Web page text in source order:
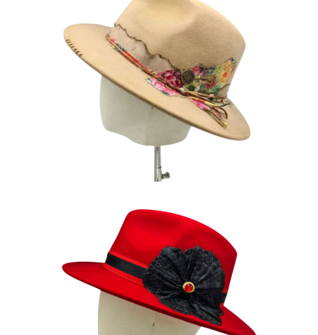
AMAZONIA
185€
ANNA-MARIA
180€